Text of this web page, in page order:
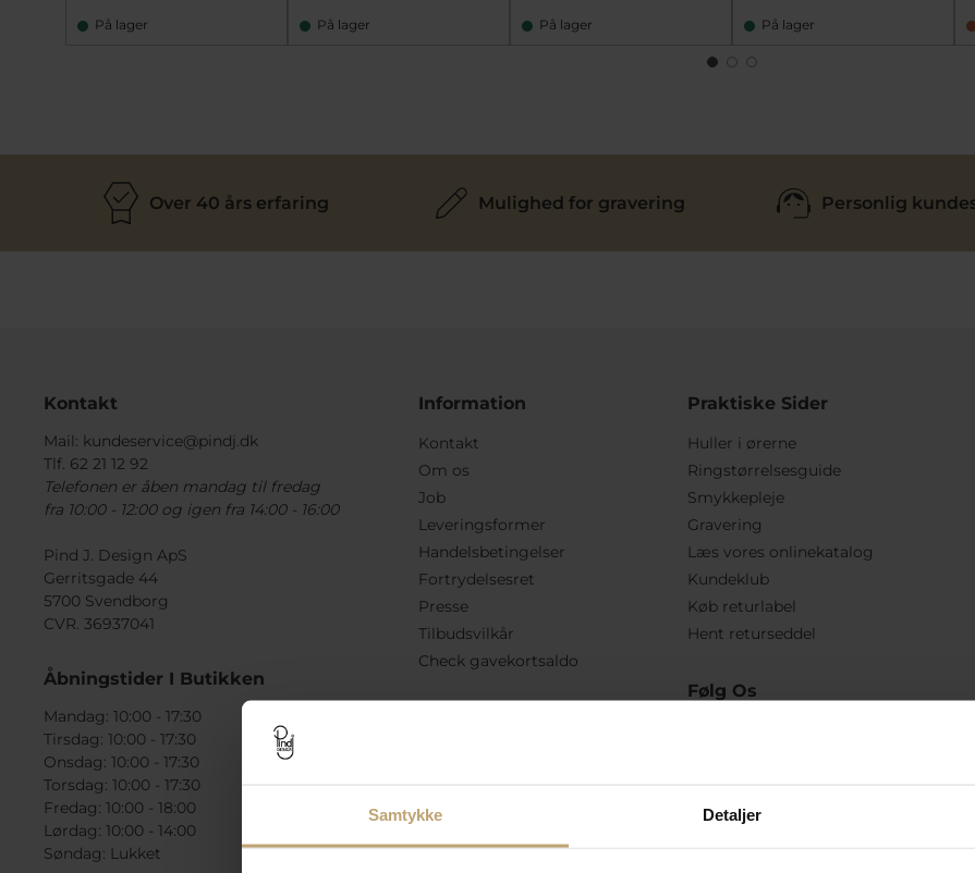
Samtykke Detaljer
På lager På lager På lager På lager
Over 40 års erfaring Mulighed for gravering Personlig
Kontakt
Mail: kundeservice@pindj.dk
Tlf. 62 21 12 92
Telefonen er åben mandag til fredag
fra 10:00 - 12:00 og igen fra 14:00 - 16:00
Pind J. Design ApS
Gerritsgade 44
5700 Svendborg
CVR. 36937041
Åbningstider I Butikken
Mandag: 10:00 - 17:30
Tirsdag: 10:00 - 17:30
Onsdag: 10:00 - 17:30
Torsdag: 10:00 - 17:30
Fredag: 10:00 - 18:00
Lørdag: 10:00 - 14:00
Søndag: Lukket
Information
Kontakt
Om os
Job
Leveringsformer
Handelsbetingelser
Fortrydelsesret
Presse
Tilbudsvilkår
Check gavekortsaldo
Praktiske Sider
Huller i ørerne
Ringstørrelsesguide
Smykkepleje
Gravering
Læs vores onlinekatalog
Kundeklub
Køb returlabel
Hent returseddel
Følg Os